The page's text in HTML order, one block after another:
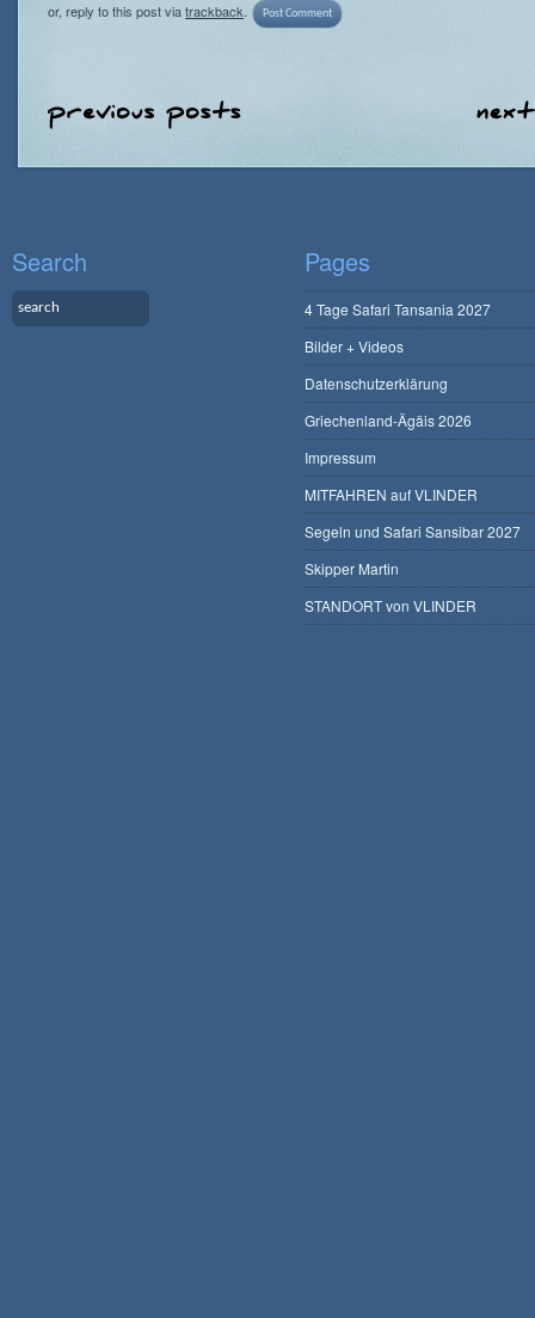
or, reply to this post viatrackback
Search Pages
4 Tage Safari Tansania 2027
Bilder + Videos
Datenschutzerklärung
Griechenland-Ägäis 2026
Impressum
MITFAHREN auf VLINDER
Segeln und Safari Sansibar 2027
Skipper Martin
STANDORT von VLINDER